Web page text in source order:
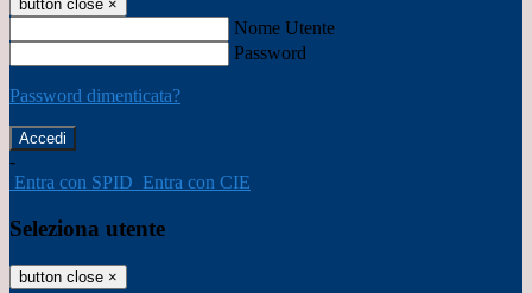
button close ×
Nome Utente
Password
Password dimenticata?
-
Entra con SPID Entra con CIE
Seleziona utente
button close ×